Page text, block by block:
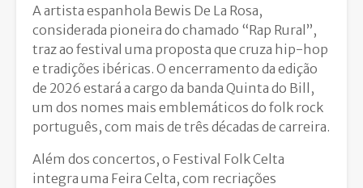
A artista espanhola Bewis De La Rosa,
considerada pioneira do chamado “Rap Rural”,
traz ao festival uma proposta que cruza hip-hop
e tradições ibéricas. O encerramento da edição
de 2026 estará a cargo da banda Quinta do Bill,
um dos nomes mais emblemáticos do folk rock
português, com mais de três décadas de carreira.
Além dos concertos, o Festival Folk Celta
integra uma Feira Celta, com recriações